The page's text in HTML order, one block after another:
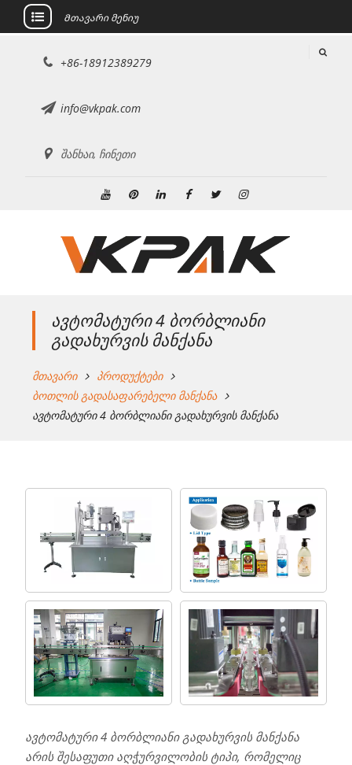
გადასვლა
Მთავარი მენიუ
+86-18912389279
info@vkpak.com
შანხაი, ჩინეთი
ავტომატური 4 ბორბლიანი
გადახურვის მანქანა
მთავარი
პროდუქტები
ბოთლის გადასაფარებელი მანქანა
ავტომატური 4 ბორბლიანი გადახურვის მანქანა
ავტომატური 4 ბორბლიანი გადახურვის მანქანა
არის შესაფუთი აღჭურვილობის ტიპი, რომელიც